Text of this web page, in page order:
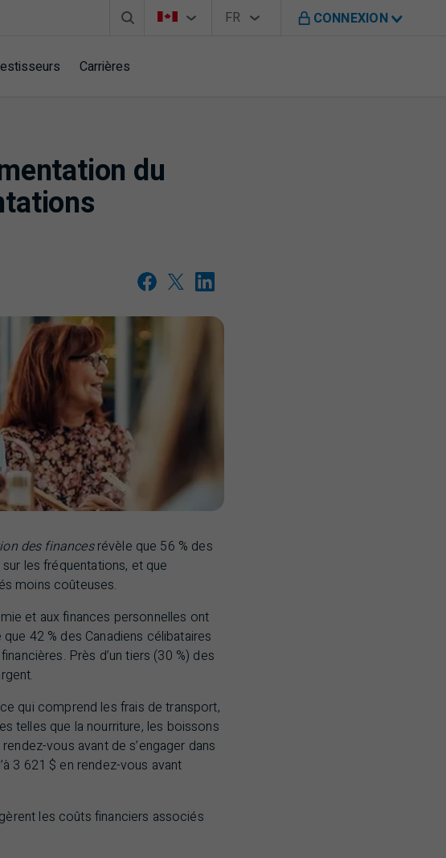
Barre de recherche
Sélecteur de pays
Vous êtes sur le site de B M O au Canada
Sélecteur de langue
FR
Français CONNEXION
Carrières
du
des financesrévèle que 56 % des
les fréquentations, et que
moins coûteuses.
et aux finances personnelles ont
42 % des Canadiens célibataires
Près d’un tiers (30 %) des
qui comprend les frais de transport,
telles que la nourriture, les boissons
vous avant de s’engager dans
3 621 $ en rendez-vous avant
les coûts financiers associés